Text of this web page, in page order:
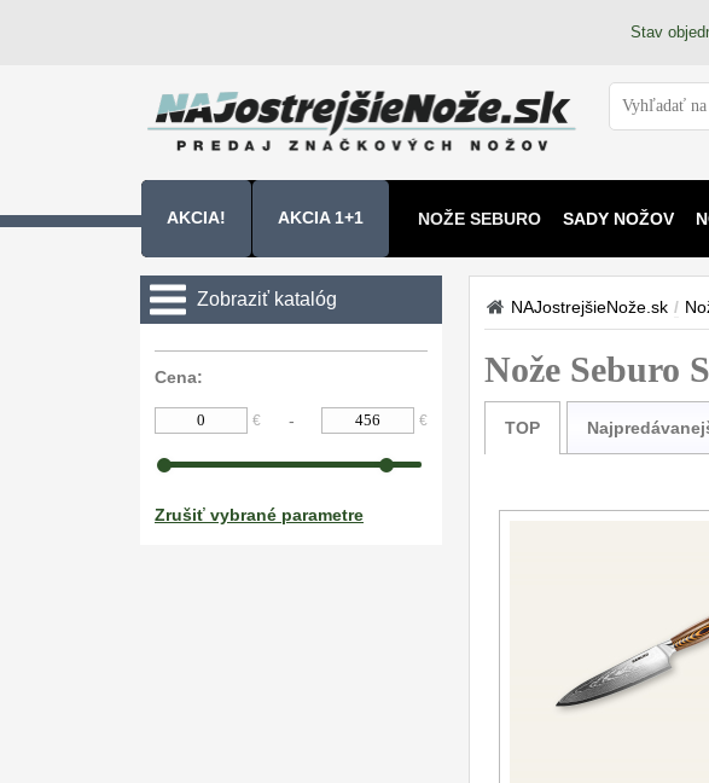
Stav
AKCIA! AKCIA 1+1 NOŽE SEBURO SADY NOŽOV
Zobraziť katalóg
Kuchyňské nôže
Cena:
€ - €
Zrušiť vybrané parametre
NAJostrejšieNože.sk /
Nože Seburo
TOP